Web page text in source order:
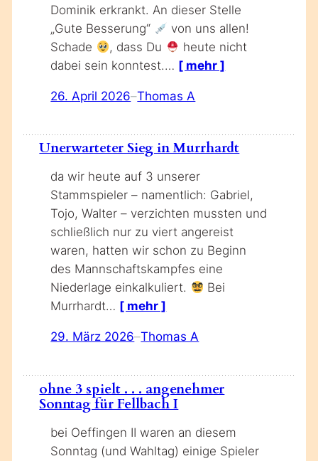
Dominik erkrankt. An dieser Stelle
„Gute Besserung“
von uns allen!
Schade
, dass Du
heute nicht
dabei sein konntest.… [ mehr ]
26. April 2026–Thomas A
Unerwarteter Sieg in Murrhardt
da wir heute auf 3 unserer
Stammspieler – namentlich: Gabriel,
Tojo, Walter – verzichten mussten und
schließlich nur zu viert angereist
waren, hatten wir schon zu Beginn
des Mannschaftskampfes eine
Niederlage einkalkuliert.
Bei
Murrhardt… [ mehr ]
29. März 2026–Thomas A
ohne 3 spielt . . . angenehmer
Sonntag für Fellbach I
bei Oeffingen II waren an diesem
Sonntag (und Wahltag) einige Spieler